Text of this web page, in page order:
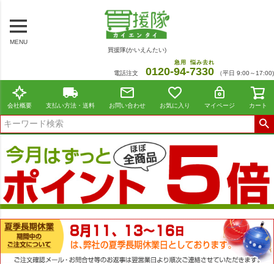
MENU
買援隊(かいえんたい)
電話注文 0120-94
急用
-7330
悩み去れ
（平日 9:00～17:00)
会社概要 支払い方法・送料 お問い合わせ お気に入り マイページ カート